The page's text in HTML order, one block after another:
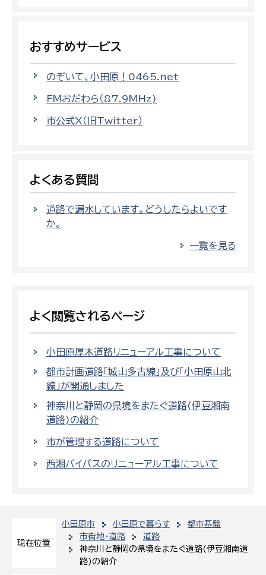
現在位置
小田原市 小田原で暮らす
都市基盤
市街地・道路
道路
神奈川と静岡の県境をまたぐ道路(伊豆湘南道
路)の紹介
おすすめサービス
のぞいて、小田原！0465.net
FMおだわら（87.9MHz)
市公式X（旧Twitter）
よくある質問
道路で漏水しています。どうしたらよいです
か。
一覧を見る
よく閲覧されるページ
小田原厚木道路リニューアル工事について
都市計画道路「城山多古線」及び「小田原山北
線」が開通しました
神奈川と静岡の県境をまたぐ道路(伊豆湘南
道路)の紹介
市が管理する道路について
西湘バイパスのリニューアル工事について